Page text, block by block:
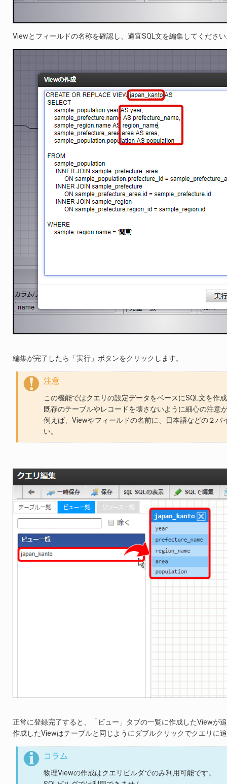
Viewとフィールドの名称を確認し、適宜SQL文を編集してくださ
編集が完了したら「実行」ボタンをクリックします。
注意
この機能ではクエリの設定データをベースにSQL文を作
既存のテーブルやレコードを壊さないように細心の注意
例えば、Viewやフィールドの名前に、日本語などの２バ
い。
正常に登録完了すると、「ビュー」タブの一覧に作成したViewが
作成したViewはテーブルと同じようにダブルクリックでクエリに
コラム
物理Viewの作成はクエリビルダでのみ利用可能です。